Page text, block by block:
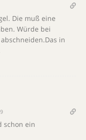
Die muß eine
Würde bei
in
schon ein